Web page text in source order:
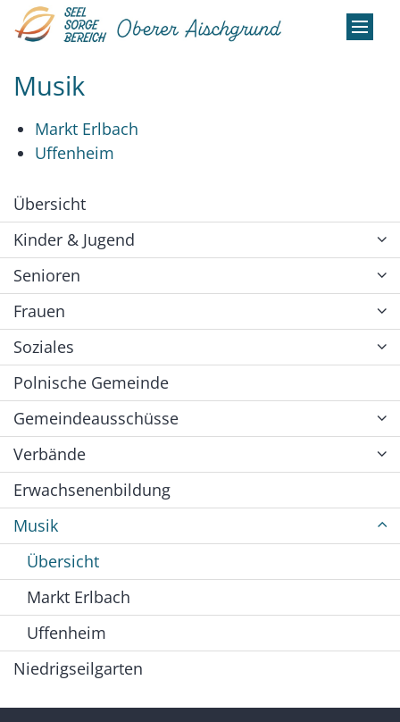
Zum Inhalt springen
Musik
Markt Erlbach
Uffenheim
Übersicht
Kinder & Jugend
Senioren
Frauen
Soziales
Polnische Gemeinde
Gemeindeausschüsse
Verbände
Erwachsenenbildung
Musik
Übersicht
Markt Erlbach
Uffenheim
Niedrigseilgarten